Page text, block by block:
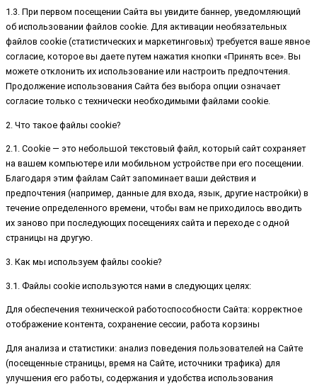
1.3. При первом посещении Сайта вы увидите баннер, уведомляющий
об использовании файлов cookie. Для активации необязательных
файлов cookie (статистических и маркетинговых) требуется ваше явное
согласие, которое вы даете путем нажатия кнопки «Принять все». Вы
можете отклонить их использование или настроить предпочтения.
Продолжение использования Сайта без выбора опции означает
согласие только с технически необходимыми файлами cookie.
2. Что такое файлы cookie?
2.1. Cookie — это небольшой текстовый файл, который сайт сохраняет
на вашем компьютере или мобильном устройстве при его посещении.
Благодаря этим файлам Сайт запоминает ваши действия и
предпочтения (например, данные для входа, язык, другие настройки) в
течение определенного времени, чтобы вам не приходилось вводить
их заново при последующих посещениях сайта и переходе с одной
страницы на другую.
3. Как мы используем файлы cookie?
3.1. Файлы cookie используются нами в следующих целях:
Для обеспечения технической работоспособности Сайта: корректное
отображение контента, сохранение сессии, работа корзины
Для анализа и статистики: анализ поведения пользователей на Сайте
(посещенные страницы, время на Сайте, источники трафика) для
улучшения его работы, содержания и удобства использования